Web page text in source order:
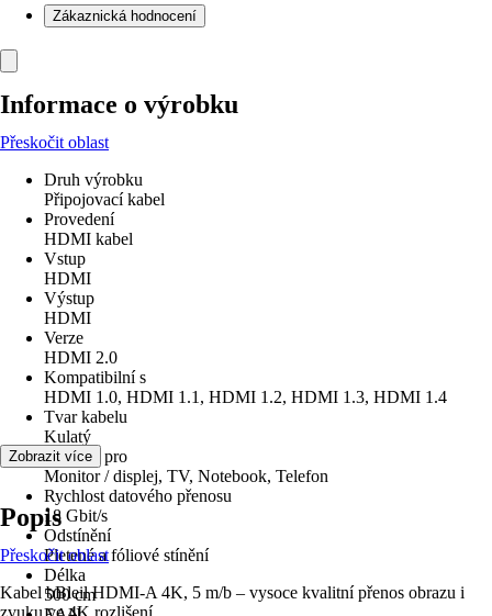
Zákaznická hodnocení
Informace o výrobku
Přeskočit oblast
Druh výrobku
Připojovací kabel
Provedení
HDMI kabel
Vstup
HDMI
Výstup
HDMI
Verze
HDMI 2.0
Kompatibilní s
HDMI 1.0, HDMI 1.1, HDMI 1.2, HDMI 1.3, HDMI 1.4
Tvar kabelu
Kulatý
Vhodné pro
Monitor / displej, TV, Notebook, Telefon
Rychlost datového přenosu
18 Gbit/s
Odstínění
Pletené a fóliové stínění
Délka
500 cm
Zobrazit více
Popis
Přeskočit oblast
Kabel bBleil HDMI-A 4K, 5 m/b – vysoce kvalitní přenos obrazu i
zvuku ve 4K rozlišení